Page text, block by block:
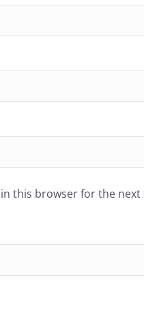
this browser for the